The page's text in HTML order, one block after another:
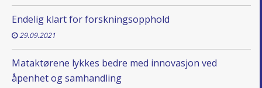
Endelig klart for forskningsopphold
29.09.2021
Mataktørene lykkes bedre med innovasjon ved
åpenhet og samhandling